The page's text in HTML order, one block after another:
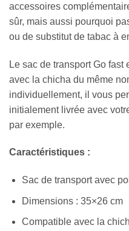
accessoires
sûr, mais aussi pourquoi
ou de substitut de tabac à
Le sac de transport Go
avec la chicha du même
individuellement, il vous
initialement livrée avec
par exemple.
Caractéristiques :
Sac de transport avec
Dimensions : 35×26 cm
Compatible avec la